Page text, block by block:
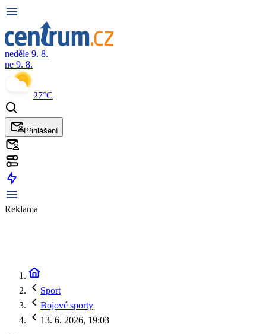
neděle 9. 8.
ne 9. 8.
27°C
Přihlášení
Reklama
Sport
Bojové sporty
13. 6. 2026, 19:03